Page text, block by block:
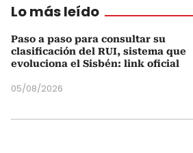
Lo más leído
Paso a paso para consultar su
clasificación del RUI, sistema que
evoluciona el Sisbén: link oficial
05/08/2026